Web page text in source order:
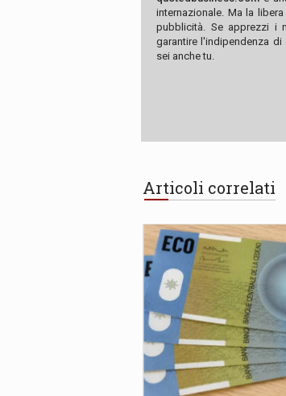
internazionale. Ma la
pubblicità. Se apprezzi i
garantire l'indipendenza
sei anche tu.
Articoli correlati